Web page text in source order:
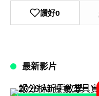
讚好0
最新影片